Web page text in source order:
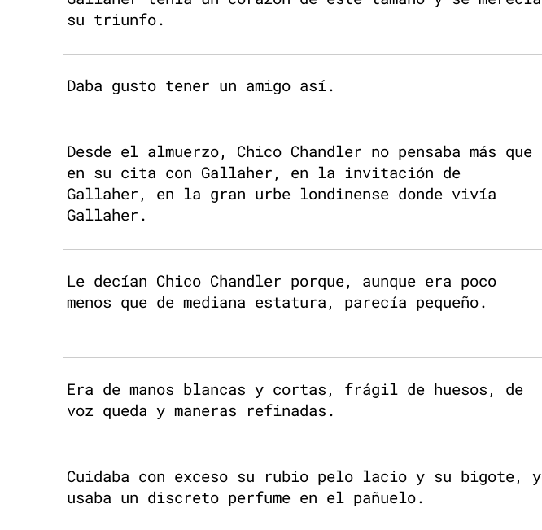
su triunfo.
Daba gusto tener un amigo así.
Desde el almuerzo, Chico Chandler no pensaba más que
en su cita con Gallaher, en la invitación de
Gallaher, en la gran urbe londinense donde vivía
Gallaher.
Le decían Chico Chandler porque, aunque era poco
menos que de mediana estatura, parecía pequeño.
Era de manos blancas y cortas, frágil de huesos, de
voz queda y maneras refinadas.
Cuidaba con exceso su rubio pelo lacio y su bigote, y
usaba un discreto perfume en el pañuelo.